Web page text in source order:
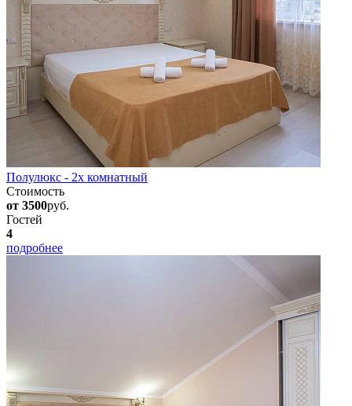
Полулюкс - 2х комнатный
Стоимость
от 3500руб.
Гостей
4
подробнее